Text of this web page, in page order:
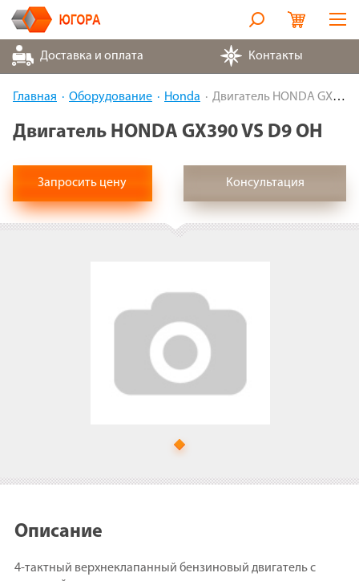
Оборудование
Партнеры
Доставка и оплата Контакты
Главная Оборудование Honda Двигатель HONDA GX390 VS D9 OH
Двигатель HONDA GX390 VS D9 OH
Запросить цену Консультация
Описание
4-тактный верхнеклапанный бензиновый двигатель с